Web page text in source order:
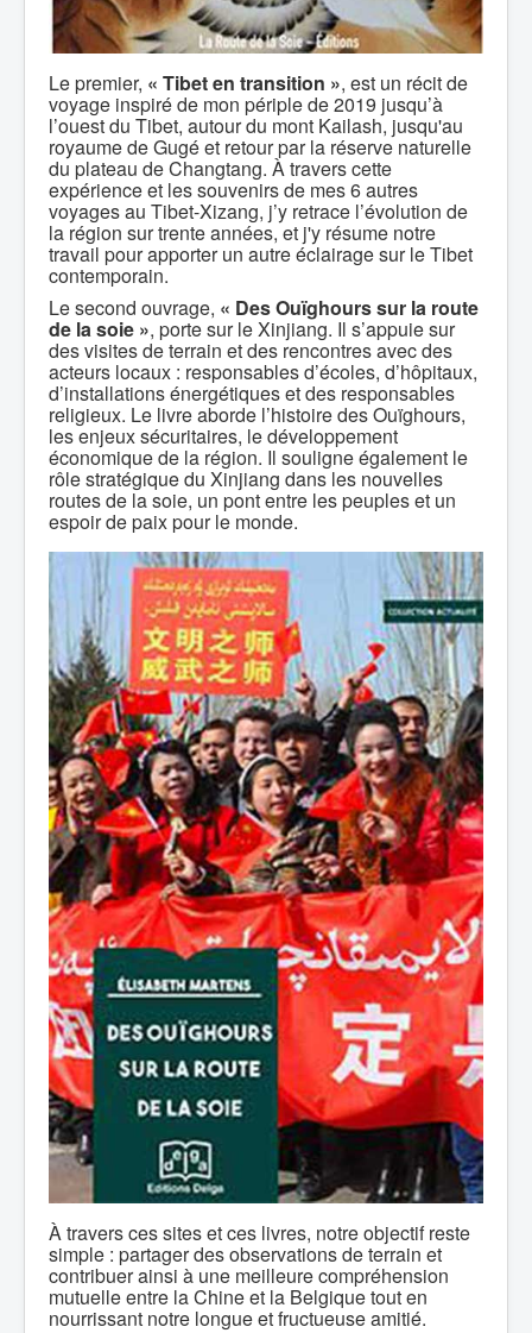
Le premier, « Tibet en transition », est un récit de
voyage inspiré de mon périple de 2019 jusqu’à
l’ouest du Tibet, autour du mont Kailash, jusqu'au
royaume de Gugé et retour par la réserve naturelle
du plateau de Changtang. À travers cette
expérience et les souvenirs de mes 6 autres
voyages au Tibet-Xizang, j’y retrace l’évolution de
la région sur trente années, et j'y résume notre
travail pour apporter un autre éclairage sur le Tibet
contemporain.
Le second ouvrage, « Des Ouïghours sur la route
de la soie », porte sur le Xinjiang. Il s’appuie sur
des visites de terrain et des rencontres avec des
acteurs locaux : responsables d’écoles, d’hôpitaux,
d’installations énergétiques et des responsables
religieux. Le livre aborde l’histoire des Ouïghours,
les enjeux sécuritaires, le développement
économique de la région. Il souligne également le
rôle stratégique du Xinjiang dans les nouvelles
routes de la soie, un pont entre les peuples et un
espoir de paix pour le monde.
À travers ces sites et ces livres, notre objectif reste
simple : partager des observations de terrain et
contribuer ainsi à une meilleure compréhension
mutuelle entre la Chine et la Belgique tout en
nourrissant notre longue et fructueuse amitié.